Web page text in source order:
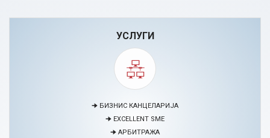
УСЛУГИ
🠊 МЕДИЈАЦИЈА
🠊 ПРОЕКТИ
🠊 ЦЕНТАР ЗА ЕДУКАЦИЈА И РАЗВОЈ НА ЧОВЕЧКИ РЕСУРСИ